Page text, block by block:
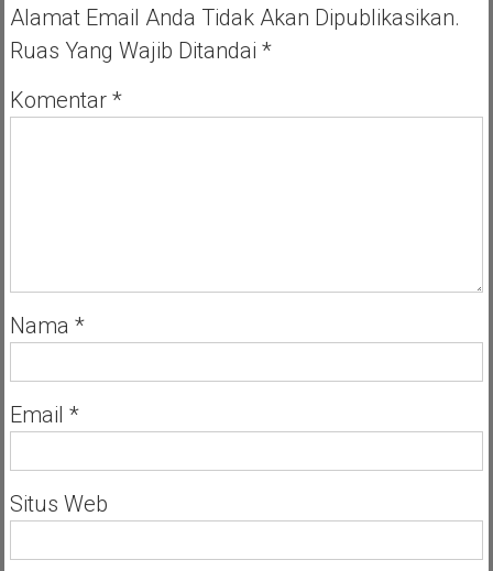
Jadi
Pembimbing
Alamat Email Anda Tidak Akan Dipublikasikan.
Ruas Yang Wajib Ditandai *
Komentar *
Nama *
Email *
Situs Web